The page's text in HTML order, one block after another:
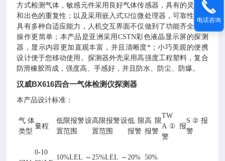
方式检测气体，敏感元件采用良好气体传感器，具有的灵敏度
和出色的重复性；以及采用嵌入式32位微处理器，可靠性高，
具有多种自适应能力，人机交互界面不仅做到了功能齐全而且
操作更简单；本产品是亚洲采用CSTN彩色液晶显示屏的探测
器，显示内容更加直观丰富，并且清晰度*；小巧美观的便携
设计便于您移动使用。探测器外壳采用高强度工程塑料，复合
防滑橡胶而成，强度高、手感好，并且防水、防尘、防爆。
汉威BX616四合一气体检测仪探测器
本产品设计标准：
气体
类型
量程
低限报警设
置范围
高限报警设
置范围
低限
报警
高限
报警
TW
A ① 报
警
S ② 报
警
0-10
10%LEL～ 25%LEL～ 20% 50%
电话咨询